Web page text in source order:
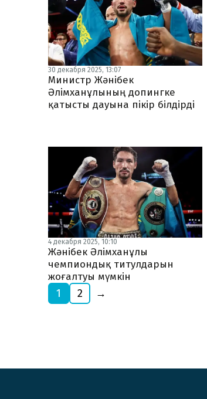
30 декабря 2025, 13:07
Министр Жәнібек
Әлімханұлының допингке
қатысты дауына пікір білдірді
4 декабря 2025, 10:10
Жәнібек Әлімханұлы
чемпиондық титулдарын
жоғалтуы мүмкін
1 2 →